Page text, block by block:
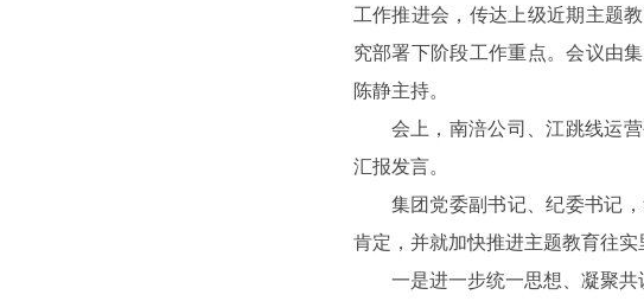
工作推进会，传达上级近期主题
究部署下阶段工作重点。会议由
陈静主持。
会上，南涪公司、江跳线运
汇报发言。
集团党委副书记、纪委书记
肯定，并就加快推进主题教育往实
一是进一步统一思想、凝聚共